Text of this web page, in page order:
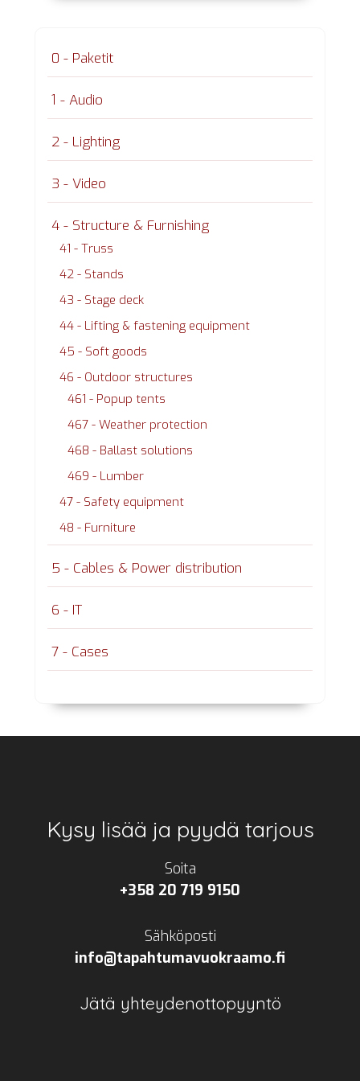
0 - Paketit
1 - Audio
2 - Lighting
3 - Video
4 - Structure & Furnishing
41 - Truss
42 - Stands
43 - Stage deck
44 - Lifting & fastening equipment
45 - Soft goods
46 - Outdoor structures
461 - Popup tents
467 - Weather protection
468 - Ballast solutions
469 - Lumber
47 - Safety equipment
48 - Furniture
5 - Cables & Power distribution
6 - IT
7 - Cases
Footer
Kysy lisää ja pyydä tarjous
Soita
+358 20 719 9150
Sähköposti
info@tapahtumavuokraamo.fi
Jätä yhteydenottopyyntö